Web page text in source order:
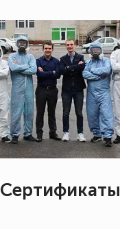
Сертификаты